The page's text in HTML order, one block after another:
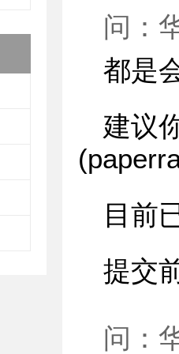
问：
都是
建议
目前
提交
问：